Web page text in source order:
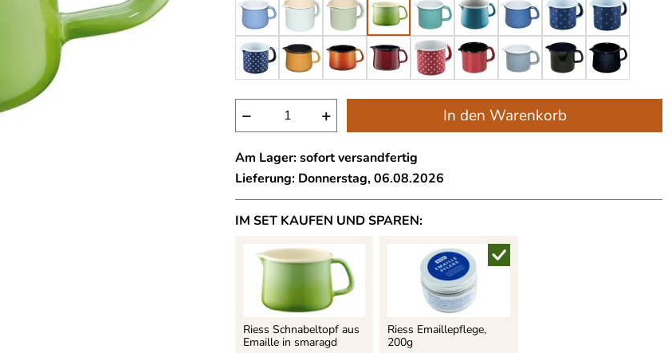
− + In den Warenkorb
Am Lager: sofort versandfertig
Lieferung: Donnerstag, 06.08.2026
IM SET KAUFEN UND SPAREN:
Riess Schnabeltopf aus
Emaille in smaragd
Riess Emaillepflege,
200g